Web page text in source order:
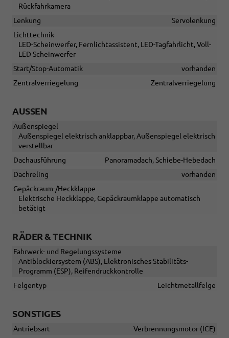
Rückfahrkamera
Lenkung
Servolenkung
Lichttechnik
LED-Scheinwerfer, Fernlichtassistent, LED-Tagfahrlicht, Voll-
LED Scheinwerfer
Start/Stop-Automatik
vorhanden
Zentralverriegelung
Zentralverriegelung
AUSSEN
Außenspiegel
Außenspiegel elektrisch anklappbar, Außenspiegel elektrisch
verstellbar
Dachausführung
Panoramadach, Schiebe-Hebedach
Dachreling
vorhanden
Gepäckraum-/Heckklappe
Elektrische Heckklappe, Gepäckraumklappe automatisch
betätigt
RÄDER & TECHNIK
Fahrwerk- und Regelungssysteme
Antiblockiersystem (ABS), Elektronisches Stabilitäts-
Programm (ESP), Reifendruckkontrolle
Felgentyp
Leichtmetallfelge
SONSTIGES
Antriebsart
Verbrennungsmotor (ICE)